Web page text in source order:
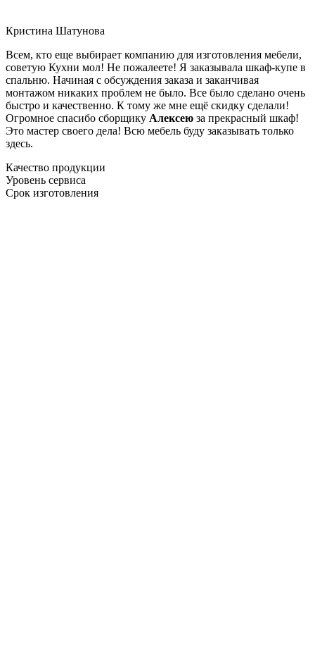
Кристина Шатунова
Всем, кто еще выбирает компанию для изготовления мебели,
советую Кухни мол! Не пожалеете! Я заказывала шкаф-купе в
спальню. Начиная с обсуждения заказа и заканчивая
монтажом никаких проблем не было. Все было сделано очень
быстро и качественно. К тому же мне ещё скидку сделали!
Огромное спасибо сборщику Алексею за прекрасный шкаф!
Это мастер своего дела! Всю мебель буду заказывать только
здесь.
Качество продукции
Уровень сервиса
Срок изготовления